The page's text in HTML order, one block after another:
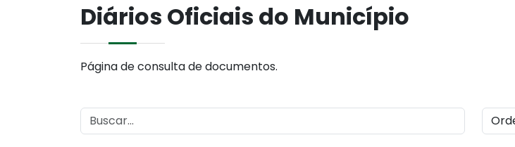
Diários Oficiais do Município
Página de consulta de documentos.